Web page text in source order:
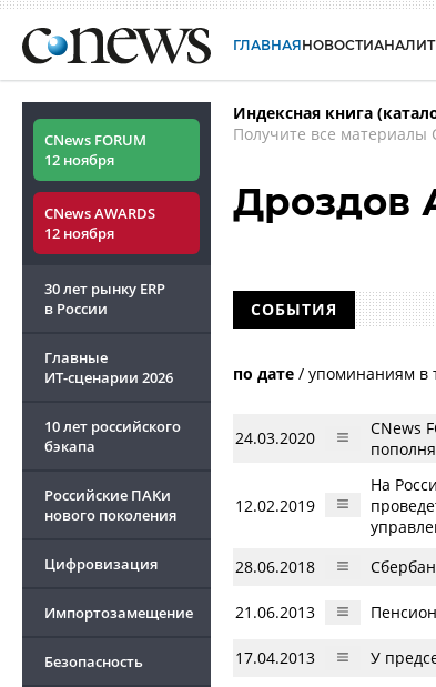
ГЛАВНАЯНОВОСТИ
CNews FORUM
12 ноября
CNews AWARDS
12 ноября
30 лет рынку ERP
в России
Главные
ИТ-сценарии 2026
10 лет российского
бэкапа
Российские ПАКи
нового поколения
Цифровизация
Импортозамещение
Безопасность
Индексная книга
Получите все материалы
Дроздов
СОБЫТИЯ
по дате / упоминаниям в
24.03.2020
CNews
12.02.2019
На
28.06.2018
21.06.2013
17.04.2013 У